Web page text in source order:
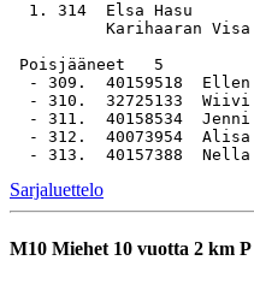
1. 314  Elsa Hasu
          Karihaaran Visa
Poisjääneet   5
- 309.  40159518
- 310.  32725133
- 311.  40158534
- 312.  40073954
Sarjaluettelo
M10 Miehet 10 vuotta 2 km P